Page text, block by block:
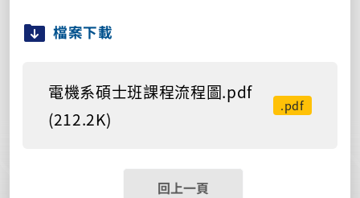
檔案下載
電機系碩士班課程流程圖.pdf
(212.2K)
.pdf
回上一頁